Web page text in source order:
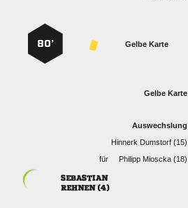
Gelbe Karte
80’
Gelbe Karte
Auswechslung
  
für
  

 